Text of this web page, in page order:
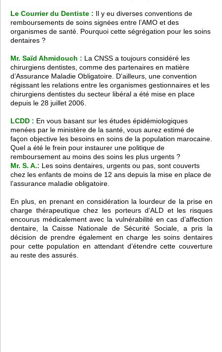
Le Courrier du Dentiste : Il y eu diverses conventions de
remboursements de soins signées entre l’AMO et des
organismes de santé. Pourquoi cette ségrégation pour les soins
dentaires ?
Mr. Saïd Ahmidouch : La CNSS a toujours considéré les
chirurgiens dentistes, comme des partenaires en matière
d’Assurance Maladie Obligatoire. D’ailleurs, une convention
régissant les relations entre les organismes gestionnaires et les
chirurgiens dentistes du secteur libéral a été mise en place
depuis le 28 juillet 2006.
LCDD : En vous basant sur les études épidémiologiques
menées par le ministère de la santé, vous aurez estimé de
façon objective les besoins en soins de la population marocaine.
Quel a été le frein pour instaurer une politique de
remboursement au moins des soins les plus urgents ?
Mr. S. A.: Les soins dentaires, urgents ou pas, sont couverts
chez les enfants de moins de 12 ans depuis la mise en place de
l’assurance maladie obligatoire.
En plus, en prenant en considération la lourdeur de la prise en
charge thérapeutique chez les porteurs d’ALD et les risques
encourus médicalement avec la vulnérabilité en cas d’affection
dentaire, la Caisse Nationale de Sécurité Sociale, a pris la
décision de prendre également en charge les soins dentaires
pour cette population en attendant d’étendre cette couverture
au reste des assurés.